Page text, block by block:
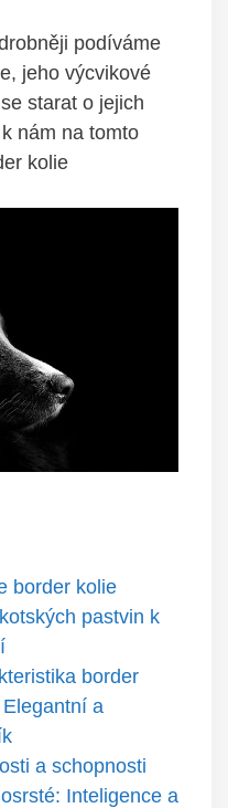
podíváme
jeho výcvikové
starat o jejich
nám na tomto
kolie
border kolie
pastvin k
border
a
a schopnosti
Inteligence a